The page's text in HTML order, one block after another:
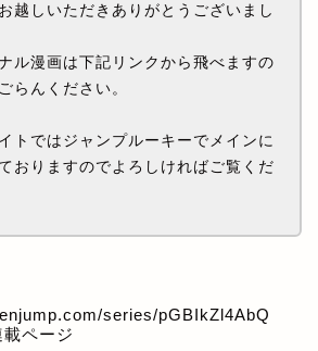
越しいただきありがとうございまし
ル漫画は下記リンクから飛べますの
らんください。
トではジャンプルーキーでメインに
おりますのでよろしければご覧くだ
series/pGBIkZl4AbQ
ページ